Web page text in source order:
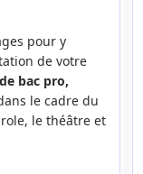
pour y
de votre
bac pro,
le cadre du
le théâtre et